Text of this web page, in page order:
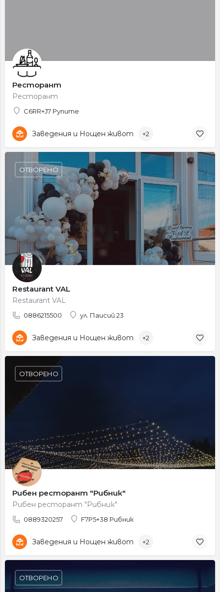
Ресторант
Ресторант
C6RR+J7 Рупите
Заведения и Нощен живот +2
Restaurant VAL
Restaurant VAL
0886215500 ул. Паисий 23
ОТВОРЕНО
Заведения и Нощен живот +2
Рибен ресторант "Рибник"
Рибен ресторант "Рибник"
0889320257 F7P5+38 Рибник
ОТВОРЕНО
Заведения и Нощен живот +2
ОТВОРЕНО